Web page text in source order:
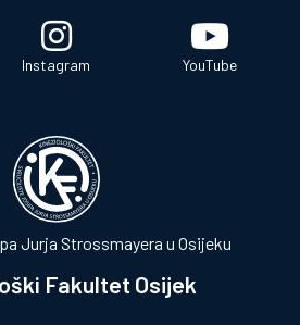
Instagram YouTube
Jurja Strossmayera u Osijeku
Fakultet Osijek